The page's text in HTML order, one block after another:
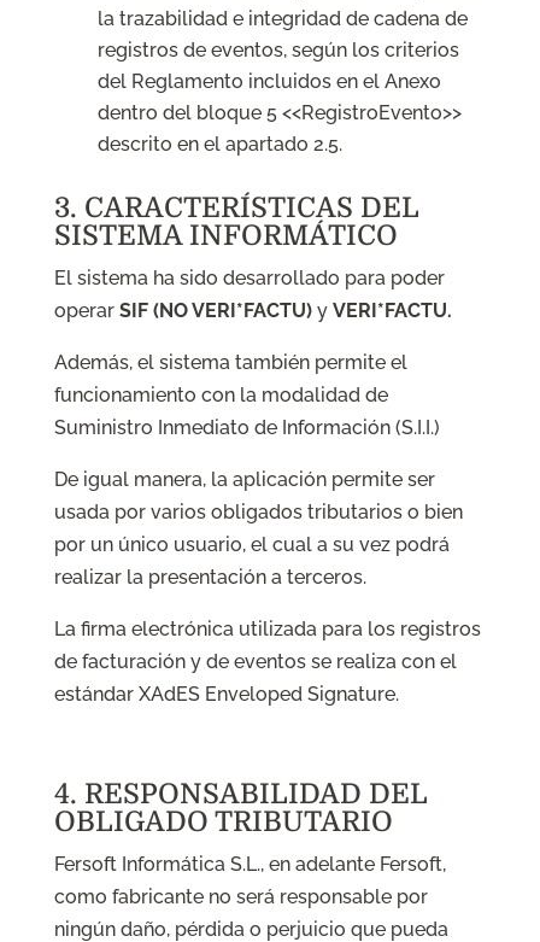
la trazabilidad e integridad de cadena de
registros de eventos, según los criterios
del Reglamento incluidos en el Anexo
dentro del bloque 5 <<RegistroEvento>>
descrito en el apartado 2.5.
3. CARACTERÍSTICAS DEL
SISTEMA INFORMÁTICO
El sistema ha sido desarrollado para poder
operar SIF (NO VERI*FACTU)y VERI*FACTU.
Además, el sistema también permite el
funcionamiento con la modalidad de
Suministro Inmediato de Información (S.I.I.)
De igual manera, la aplicación permite ser
usada por varios obligados tributarios o bien
por un único usuario, el cual a su vez podrá
realizar la presentación a terceros.
La firma electrónica utilizada para los registros
de facturación y de eventos se realiza con el
estándar XAdES Enveloped Signature.
4. RESPONSABILIDAD DEL
OBLIGADO TRIBUTARIO
Fersoft Informática S.L., en adelante Fersoft,
como fabricante no será responsable por
ningún daño, pérdida o perjuicio que pueda